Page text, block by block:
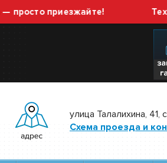
приезжайте!
улица Талалихина, 41,
Схема проезда и